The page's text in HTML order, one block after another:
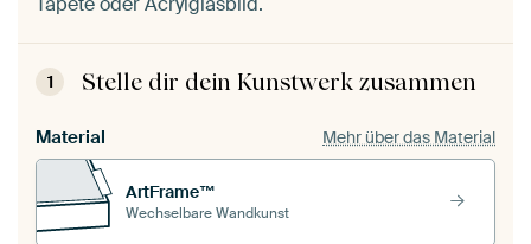
1 Stelle dir dein Kunstwerk zusammen
Material Mehr über das Material
ArtFrame™
Wechselbare Wandkunst